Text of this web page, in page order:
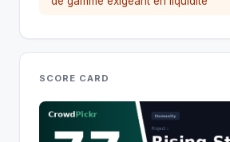
SCORE CARD